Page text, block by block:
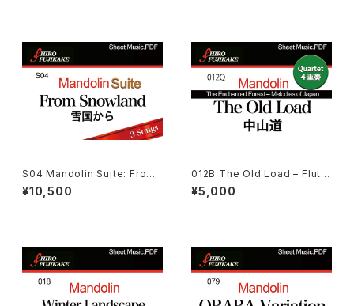
S04 Mandolin Suite: From
Snowland マンドリン組曲：雪
国から
¥10,500
012B The Old Load – Flute
Added (中山道ーフルート追加
版)
¥5,000